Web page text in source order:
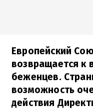
Европейский
возвращается к
беженцев.
возможность
действия